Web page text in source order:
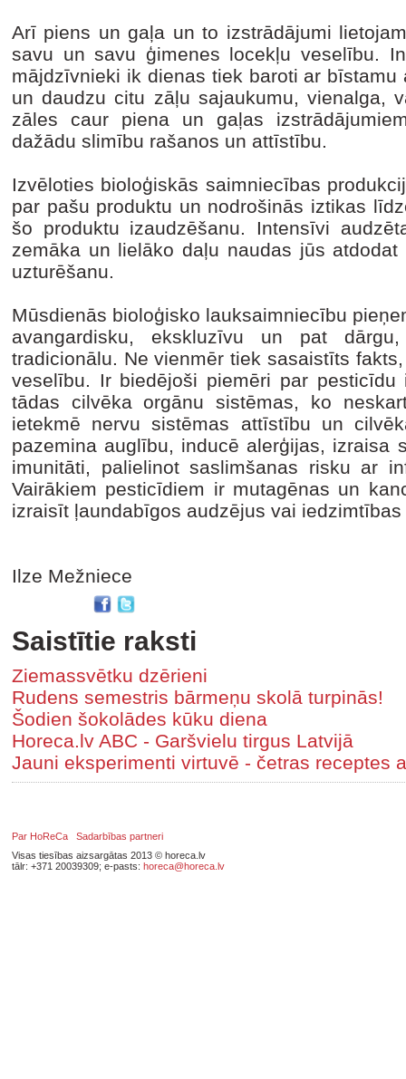
Arī piens un gaļa un to izstrādājumi
savu un savu ģimenes locekļu veselību.
mājdzīvnieki ik dienas tiek baroti ar
un daudzu citu zāļu sajaukumu, vienalga,
zāles caur piena un gaļas
dažādu slimību rašanos un attīstību.
Izvēloties bioloģiskās saimniecības
par pašu produktu un nodrošinās iztikas
šo produktu izaudzēšanu. Intensīvi
zemāka un lielāko daļu naudas jūs
uzturēšanu.
Mūsdienās bioloģisko lauksaimniecību
avangardisku, ekskluzīvu un pat
tradicionālu. Ne vienmēr tiek sasaistīts
veselību. Ir biedējoši piemēri par
tādas cilvēka orgānu sistēmas, ko
ietekmē nervu sistēmas attīstību un
pazemina auglību, inducē alerģijas, izraisa
imunitāti, palielinot saslimšanas risku ar
Vairākiem pesticīdiem ir mutagēnas un
izraisīt ļaundabīgos audzējus vai
Ilze Mežniece
Saistītie raksti
Ziemassvētku dzērieni
Rudens semestris bārmeņu skolā turpinās!
Šodien šokolādes kūku diena
Horeca.lv ABC - Garšvielu tirgus Latvijā
Jauni eksperimenti virtuvē - četras receptes
Par HoReCa
Sadarbības partneri
Visas tiesības aizsargātas 2013 © horeca.lv
tālr: +371 20039309; e-pasts: horeca@horeca.lv